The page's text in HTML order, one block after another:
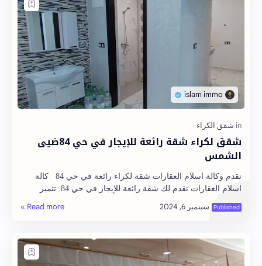
شقق لكراء شقة رائعة للإيجار في حي 84ضيى
الشمس
تقدم وكالة اسلام العقارات شقة لكراء رائعة في حي 84 كالة
اسلام العقارات تقدم لك شقة رائعة للإيجار في حي 84. تتميز
الشقة بموقع استراتيجي ومساحات واس…